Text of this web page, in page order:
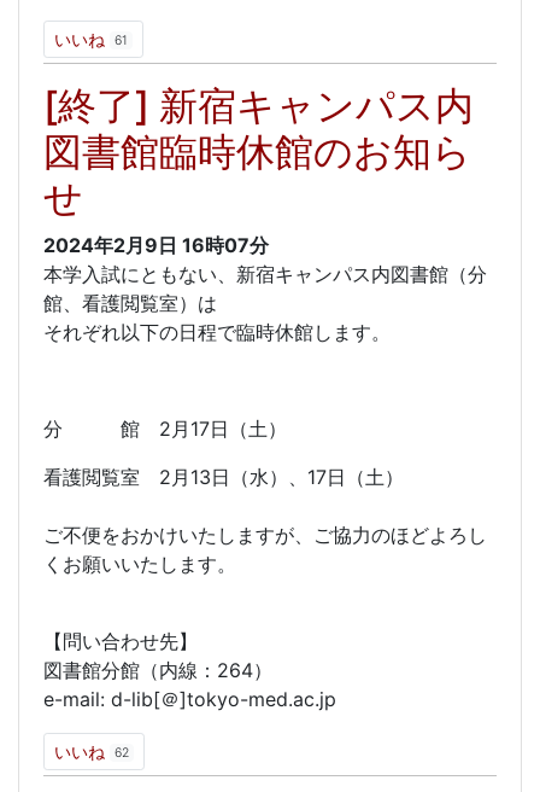
いいね 61
[終了] 新宿キャンパス内
図書館臨時休館のお知ら
せ
2024年2月9日 16時07分
本学入試にともない、新宿キャンパス内図書館（分
館、看護閲覧室）は
それぞれ以下の日程で臨時休館します。
分 館 2月17日（土）
看護閲覧室 2月13日（水）、17日（土）
ご不便をおかけいたしますが、ご協力のほどよろし
くお願いいたします。
【問い合わせ先】
図書館分館（内線：264）
e-mail: d-lib[＠]tokyo-med.ac.jp
いいね 62